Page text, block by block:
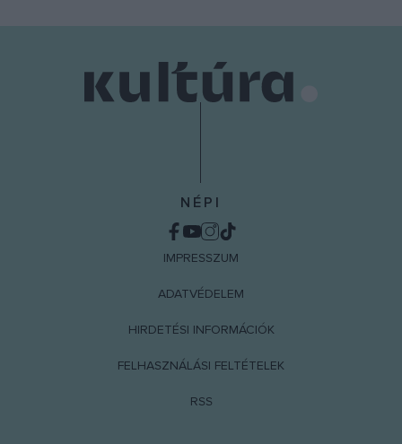
NÉPI
IMPRESSZUM
ADATVÉDELEM
HIRDETÉSI INFORMÁCIÓK
FELHASZNÁLÁSI FELTÉTELEK
RSS